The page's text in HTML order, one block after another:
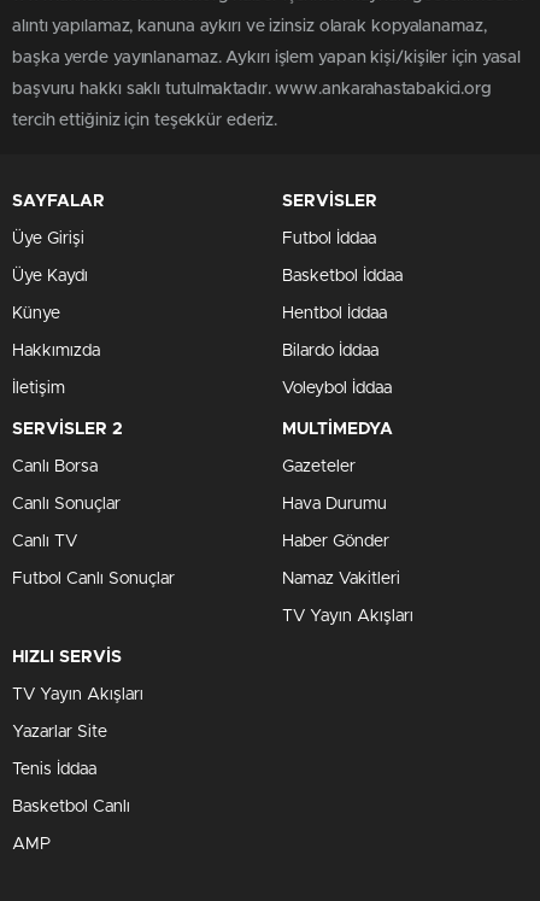
alıntı yapılamaz, kanuna aykırı ve izinsiz olarak kopyalanamaz,
başka yerde yayınlanamaz. Aykırı işlem yapan kişi/kişiler için yasal
başvuru hakkı saklı tutulmaktadır. www.ankarahastabakici.org
tercih ettiğiniz için teşekkür ederiz.
SAYFALAR
Üye Girişi
Üye Kaydı
Künye
Hakkımızda
İletişim
SERVİSLER
Futbol İddaa
Basketbol İddaa
Hentbol İddaa
Bilardo İddaa
Voleybol İddaa
SERVİSLER 2
Canlı Borsa
Canlı Sonuçlar
Canlı TV
Futbol Canlı Sonuçlar
MULTİMEDYA
Gazeteler
Hava Durumu
Haber Gönder
Namaz Vakitleri
TV Yayın Akışları
HIZLI SERVİS
TV Yayın Akışları
Yazarlar Site
Tenis İddaa
Basketbol Canlı
AMP